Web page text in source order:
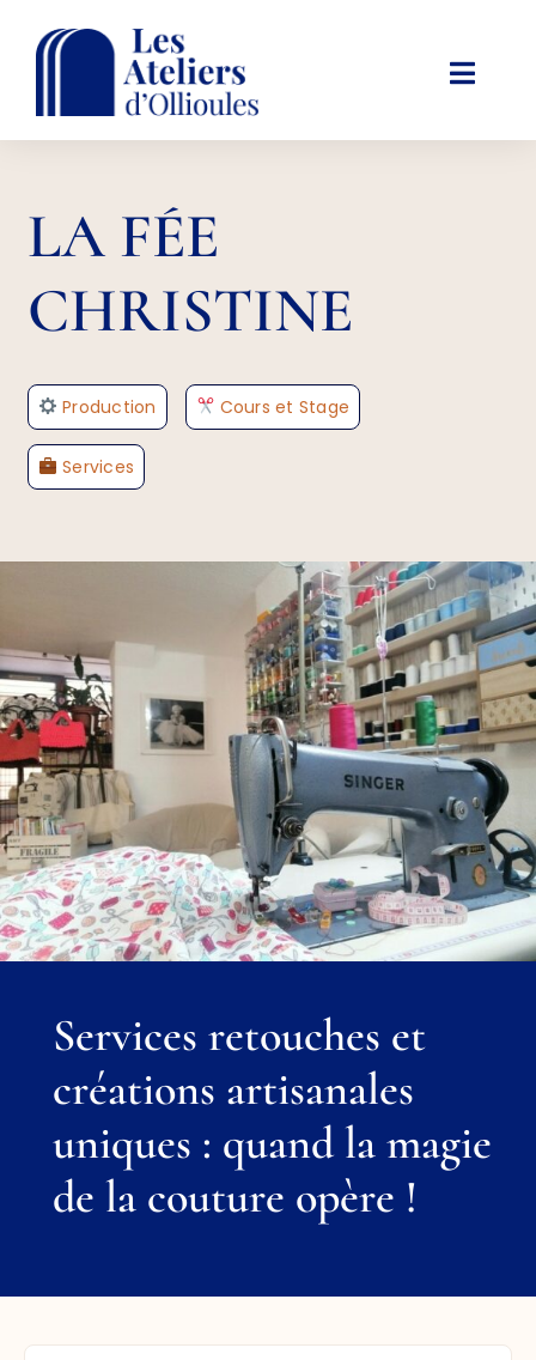
ACTIVITÉS ET LOISIRS
AGENDA
INFOS PRATIQUES
LA FÉE
CHRISTINE
Production Cours et Stage
Services
Services retouches et
créations artisanales
uniques : quand la magie
de la couture opère !